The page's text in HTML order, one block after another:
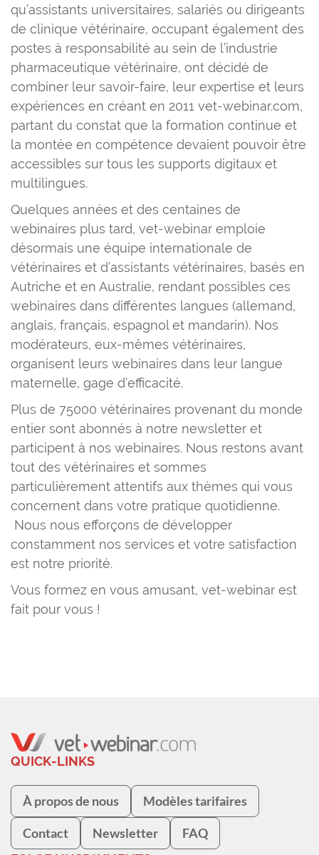
qu’assistants universitaires, salariés ou dirigeants
de clinique vétérinaire, occupant également des
postes à responsabilité au sein de l’industrie
pharmaceutique vétérinaire, ont décidé de
combiner leur savoir-faire, leur expertise et leurs
expériences en créant en 2011 vet-webinar.com,
partant du constat que la formation continue et
la montée en compétence devaient pouvoir être
accessibles sur tous les supports digitaux et
multilingues.
Quelques années et des centaines de
webinaires plus tard, vet-webinar emploie
désormais une équipe internationale de
vétérinaires et d’assistants vétérinaires, basés en
Autriche et en Australie, rendant possibles ces
webinaires dans différentes langues (allemand,
anglais, français, espagnol et mandarin). Nos
modérateurs, eux-mêmes vétérinaires,
organisent leurs webinaires dans leur langue
maternelle, gage d’efficacité.
Plus de 75000 vétérinaires provenant du monde
entier sont abonnés à notre newsletter et
participent à nos webinaires. Nous restons avant
tout des vétérinaires et sommes
particulièrement attentifs aux thèmes qui vous
concernent dans votre pratique quotidienne.
Nous nous efforçons de développer
constamment nos services et votre satisfaction
est notre priorité.
Vous formez en vous amusant, vet-webinar est
fait pour vous !
QUICK-LINKS
À propos de nous Modèles tarifaires
Contact Newsletter FAQ